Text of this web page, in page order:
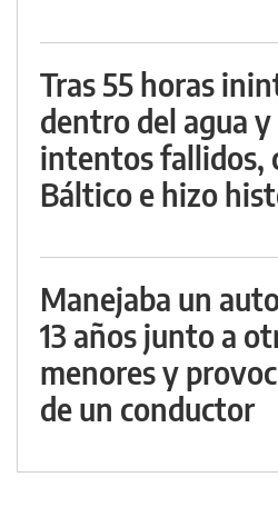
Tras 55 horas
dentro del agua
intentos fallidos,
Báltico e hizo
Manejaba un
13 años junto a
menores y
de un conductor